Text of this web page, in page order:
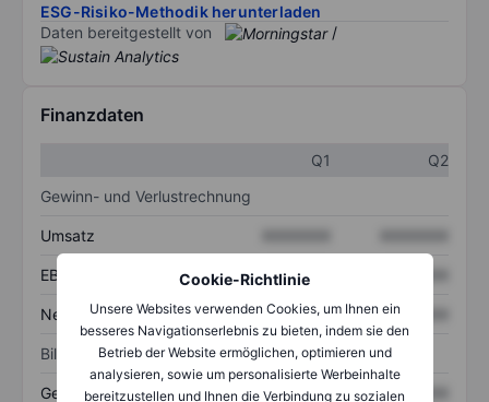
Cookie-Richtlinie
Unsere Websites verwenden Cookies, um Ihnen ein
besseres Navigationserlebnis zu bieten, indem sie den
Betrieb der Website ermöglichen, optimieren und
analysieren, sowie um personalisierte Werbeinhalte
bereitzustellen und Ihnen die Verbindung zu sozialen
ESG-Risiko-Methodik herunterladen
Daten bereitgestellt von
/
Finanzdaten
Q1
Q2
Gewinn- und Verlustrechnung
Umsatz
EBITDA XXXXXXX
Nettoeinkommen XXXXXXX XXXXXXX
Bilanz
Gesamtvermögen XXXXXXX XXXXXXX